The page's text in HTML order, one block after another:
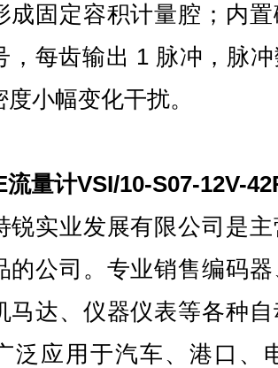
成固定容积计量腔；内
，每齿输出 1 脉冲，脉
小幅变化干扰。
流量计VSI/10-S07-12V-
锐实业发展有限公司是
的公司。专业销售编码
马达、仪器仪表等各种
泛应用于汽车、港口、